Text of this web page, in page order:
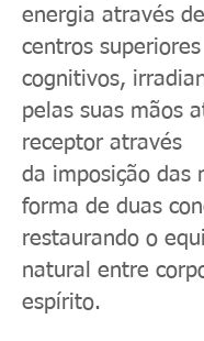
energia através
centros superiores
cognitivos,
pelas suas mãos
receptor através
da imposição das
forma de duas
restaurando o
natural entre
espírito.